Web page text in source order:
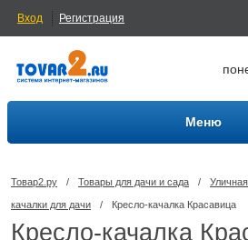
Вход Регистрация
Меню
Товар2.ру / Товары для дачи и сада /
качалки для дачи / Кресло-качалка Красавица
Кресло-качалка